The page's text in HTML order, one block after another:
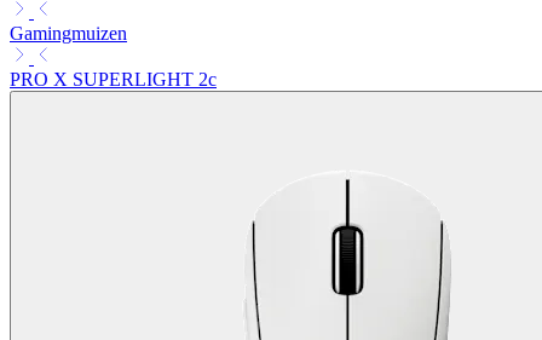
Gamingmuizen
PRO X SUPERLIGHT 2c